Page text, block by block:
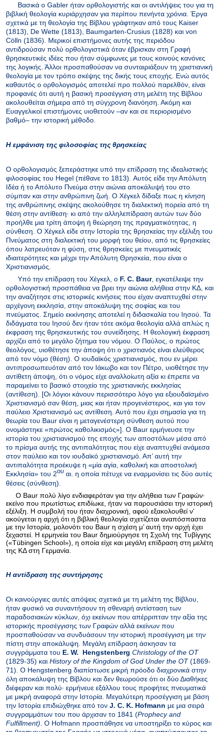
Βασικά ο Gabler ήταν ορθολογιστής και οι αντιλήψεις του για τη
βιβλική θεολογία κυριάρχησαν για περίπου πενήντα χρόνια. Έργα
σχετικά με τη θεολογία της Βίβλου γράφτηκαν από τους Kaiser
(1813), De Wette (1813), Baumgarten-Crusius (1828) και von
Cölln (1836). Μερικοί επιστήμονες αυτής της περιόδου
αντιδρούσαν πολύ ορθολογιστικά όταν έβρισκαν στη Γραφή
θρησκευτικές ιδέες που ήταν σύμφωνες με τους κοινούς κανόνες
της λογικής. Άλλοι προσπαθούσαν να συνταιριάξουν τη χριστιανική
θεολογία με τον τρόπο σκέψης της δικής τους εποχής. Ενώ αυτός
καθαυτός ο ορθολογισμός αποτελεί προ πολλού παρελθόν, είναι
προφανές ότι αυτή η βασική προσέγγιση στη μελέτη της Βίβλου
ακολουθείται σήμερα από τη σύγχρονη διανόηση. Ακόμη και
Ευαγγελικοί επιστήμονες υιοθετούν –αν και σε περιορισμένο
βαθμό– την ιστορική μέθοδο.
Η εμφάνιση της φιλοσοφίας της θρησκείας
Ο ορθολογισμός ξεπεράστηκε υπό την επίδραση της ιδεαλιστικής
φιλοσοφίας του Hegel (πέθανε το 1813). Αυτός είδε την Απόλυτη
Ιδέα ή το Απόλυτο Πνεύμα στην αιώνια αποκάλυψή του στο
σύμπαν και στην ανθρώπινη ζωή. Ο Χέγκελ δίδαξε πως η κίνηση
της ανθρώπινης σκέψης ακολούθησε τη διαλεκτική πορεία από τη
θέση στην αντίθεση· κι από την αλληλεπίδραση αυτών των δύο
προήλθε μια τρίτη άποψη ή θεώρηση της πραγματικότητας, η
σύνθεση. Ο Χέγκελ είδε στην Ιστορία της θρησκείας την εξέλιξη του
Πνεύματος στη διαλεκτική του μορφή του θείου, από τις θρησκείες
όπου λατρευόταν η φύση, στις θρησκείες με πνευματικές
ιδιαιτερότητες και μέχρι την Απόλυτη Θρησκεία, που είναι ο
Χριστιανισμός.
Υπό την επίδραση του Χέγκελ, ο F. C. Baur, εγκατέλειψε την
ορθολογιστική προσπάθεια να βρει την αιώνια αλήθεια στην ΚΔ, και
την αναζήτησε στις ιστορικές κινήσεις που είχαν αναπτυχθεί στην
αρχέγονη εκκλησία, στην αποκάλυψη της σοφίας και του
πνεύματος. Σημείο εκκίνησης αποτελεί η διδασκαλία του Ιησού. Τα
διδάγματα του Ιησού δεν ήταν τότε ακόμα θεολογία αλλά απλώς η
έκφραση της θρησκευτικής του συνείδησης. Η θεολογική έκφραση
αρχίζει από το μεγάλο ζήτημα του νόμου. Ο Παύλος, ο πρώτος
θεολόγος, υιοθέτησε την άποψη ότι ο χριστιανός είναι ελεύθερος
από τον νόμο (θέση). Ο ιουδαϊκός χριστιανισμός, που εν μέρει
αντιπροσωπευόταν από τον Ιάκωβο και τον Πέτρο, υιοθέτησε την
αντίθετη άποψη, ότι ο νόμος είχε αναλλοίωτη αξία κι έπρεπε να
παραμείνει το βασικό στοιχείο της χριστιανικής εκκλησίας
(αντίθεση). [Οι λόγιοι κάνουν περισσότερο λόγο για εξιουδαϊσμένο
Χριστιανισμό σαν θέση, μιας και ήταν προγενέστερος, και για τον
παύλειο Χριστιανισμό ως αντίθεση. Αυτό που έχει σημασία για τη
θεωρία του Baur είναι η μεταγενέστερη σύνθεση αυτού που
ονομάστηκε «πρώτος καθολικισμός»]. Ο Βaur ερμήνευσε την
ιστορία του χριστιανισμού της εποχής των αποστόλων μέσα από
το πρίσμα αυτής της αντιπαλότητας που είχε αναπτυχθεί ανάμεσα
στον παύλειο και τον ιουδαϊκό χριστιανισμό. Απ’ αυτή την
αντιπαλότητα προέκυψε η «μία αγία, καθολική και αποστολική
Εκκλησία» του 2ου αι. η οποία πέτυχε να εναρμονίσει τις δύο αυτές
θέσεις (σύνθεση).
Ο Baur πολύ λίγο ενδιαφερόταν για την αλήθεια των Γραφών·
εκείνο που πρωτίστως επιδίωκε, ήταν να παρουσιάσει την ιστορική
εξέλιξη. Η συμβολή του ήταν διαχρονική, αφού εξακολουθεί ν’
ακούγεται η αρχή ότι η βιβλική θεολογία σχετίζεται αναπόσπαστα
με την Ιστορία, μολονότι του Baur η σχέση μ’ αυτή την αρχή έχει
ξεχαστεί. Η ερμηνεία του Baur δημιούργησε τη Σχολή της Τυβίγγης
(«Tübingen School»), η οποία είχε και μεγάλη επίδραση στη μελέτη
της ΚΔ στη Γερμανία.
Η αντίδραση της συντήρησης
Οι καινούργιες αυτές απόψεις σχετικά με τη μελέτη της Βίβλου,
ήταν φυσικό να συναντήσουν τη σθεναρή αντίσταση των
παραδοσιακών κύκλων, όχι εκείνων που απέρριπταν την αξία της
ιστορικής προσέγγισης των Γραφών αλλά εκείνων που
προσπαθούσαν να συνδυάσουν την ιστορική προσέγγιση με την
πίστη στην αποκάλυψη. Μεγάλη επίδραση άσκησαν τα
συγγράμματα του E. W. Hengstenberg Christology of the OT
(1829-35) και History of the Kingdom of God Under the OT(1869-
71). Ο Hengstenberg διαπίστωσε μικρή πρόοδο διαχρονικά στην
όλη αποκάλυψη της Βίβλου και δεν θεωρούσε ότι οι δύο Διαθήκες
διέφεραν και πολύ· ερμήνευε εξάλλου τους προφήτες πνευματικά
με μικρή αναφορά στην Ιστορία. Μεγαλύτερη προσέγγιση με βάση
την Ιστορία επιδιώχθηκε από τον J. C. K. Hofmann με μια σειρά
συγγραμμάτων του που άρχισαν το 1841 (Prophecy and
Fulfillment). Ο Hofmann προσπάθησε να υποστηρίξει το κύρος και